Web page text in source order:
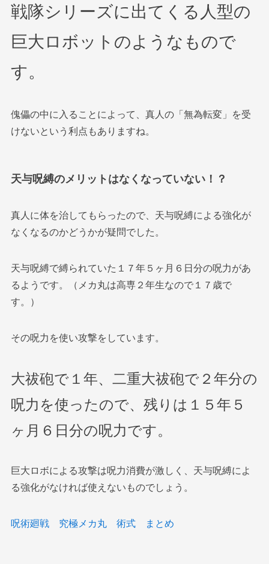
戦隊シリーズに出てくる人型の
巨大ロボットのようなもので
す。
傀儡の中に入ることによって、真人の「無為転変」を受
けないという利点もありますね。
天与呪縛のメリットはなくなっていない！？
真人に体を治してもらったので、天与呪縛による強化が
なくなるのかどうかが疑問でした。
天与呪縛で縛られていた１７年５ヶ月６日分の呪力があ
るようです。（メカ丸は高専２年生なので１７歳で
す。）
その呪力を使い攻撃をしています。
大祓砲で１年、二重大祓砲で２年分の
呪力を使ったので、残りは１５年５
ヶ月６日分の呪力です。
巨大ロボによる攻撃は呪力消費が激しく、天与呪縛によ
る強化がなければ使えないものでしょう。
呪術廻戦 究極メカ丸 術式 まとめ